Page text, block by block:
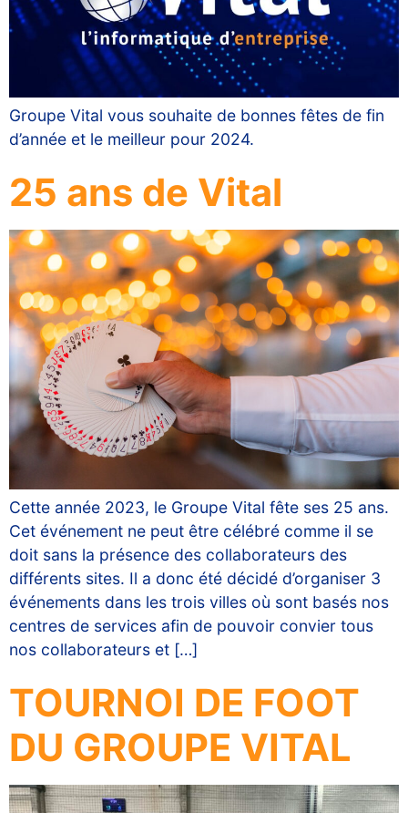
Groupe Vital vous souhaite de bonnes fêtes de fin
d’année et le meilleur pour 2024.
25 ans de Vital
Cette année 2023, le Groupe Vital fête ses 25 ans.
Cet événement ne peut être célébré comme il se
doit sans la présence des collaborateurs des
différents sites. Il a donc été décidé d’organiser 3
événements dans les trois villes où sont basés nos
centres de services afin de pouvoir convier tous
nos collaborateurs et […]
TOURNOI DE FOOT
DU GROUPE VITAL